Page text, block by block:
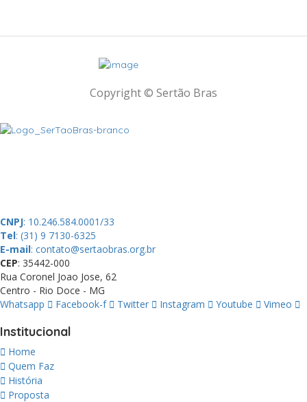
Copyright © Sertão Bras
CNPJ: 10.246.584.0001/33
Tel: (31) 9 7130-6325
E-mail: contato@sertaobras.org.br
CEP: 35442-000
Rua Coronel Joao Jose, 62
Centro - Rio Doce - MG
Whatsapp
Facebook-f Twitter Instagram Youtube Vimeo
Institucional
Home
Quem Faz
História
Proposta